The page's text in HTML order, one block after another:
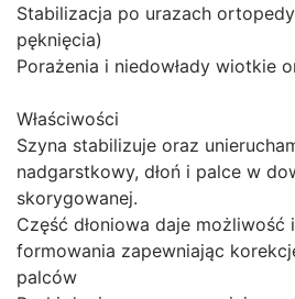
Stabilizacja po urazach
pęknięcia)
Porażenia i niedowłady wiotkie
Właściwości
Szyna stabilizuje oraz
nadgarstkowy, dłoń i palce w
skorygowanej.
Część dłoniowa daje możliwość
formowania zapewniając
palców